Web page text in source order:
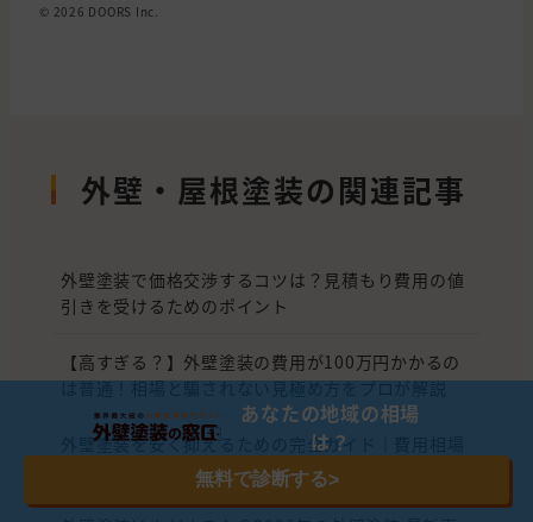
© 2026 DOORS Inc.
外壁・屋根塗装の関連記事
外壁塗装で価格交渉するコツは？見積もり費用の値
引きを受けるためのポイント
【高すぎる？】外壁塗装の費用が100万円かかるの
は普通！相場と騙されない見極め方をプロが解説
外壁塗装を安く抑えるための完全ガイド｜費用相場
から優良業者の選び方まで
あなたの地域の相場
は？
無料で診断する>